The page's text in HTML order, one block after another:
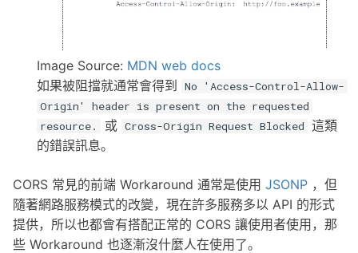
Image Source: MDN web docs
如果被阻擋就通常會得到 No 'Access-Control-Allow-
Origin' header is present on the requested
resource.
或 Cross-Origin Request Blocked 這類
的錯誤訊息。
CORS 常見的前端 Workaround 通常是使用 JSONP ，但
隨著網路服務模式的改變，現在許多服務多以 API 的形式
提供，所以也都會有搭配正常的 CORS 讓使用者使用，那
些 Workaround 也逐漸沒什麼人在使用了。